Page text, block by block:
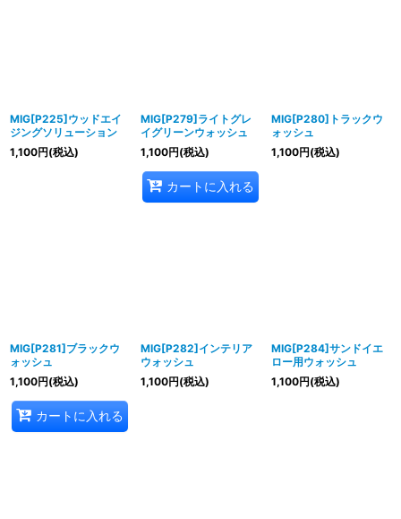
MIG[P225]ウッドエイ
ジングソリューション
1,100円(税込)
MIG[P279]ライトグレ
イグリーンウォッシュ
1,100円(税込)
カートに入れる
MIG[P280]トラックウ
ォッシュ
1,100円(税込)
MIG[P281]ブラックウ
ォッシュ
1,100円(税込)
カートに入れる
MIG[P282]インテリア
ウォッシュ
1,100円(税込)
MIG[P284]サンドイエ
ロー用ウォッシュ
1,100円(税込)